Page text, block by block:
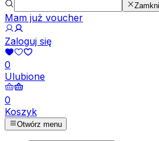
Mam już voucher
Zaloguj się
0
Ulubione
0
Koszyk
Otwórz menu